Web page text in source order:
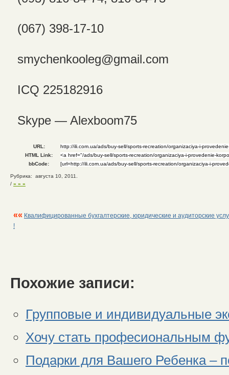
(067) 398-17-10
smychenkooleg@gmail.com
ICQ 225182916
Skype — Alexboom75
URL:
HTML Link:
bbCode:
Рубрика: августа 10, 2011.
/ » » »
«« Квалифицированные бухгалтерские, юридические и аудиторские
!
Похожие записи:
Групповые и индивидуальные
Хочу стать професиональным
Подарки для Вашего Ребенка –